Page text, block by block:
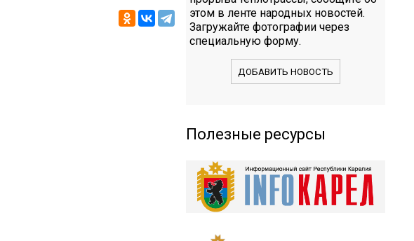
этом в ленте народных новостей.
Загружайте фотографии через
специальную форму.
ДОБАВИТЬ НОВОСТЬ
Полезные ресурсы